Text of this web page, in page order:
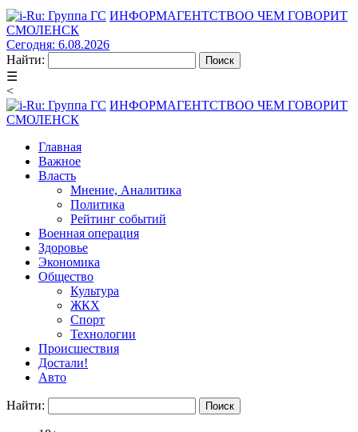
ИНФОРМАГЕНТСТВОО ЧЕМ ГОВОРИТ
СМОЛЕНСК
Сегодня: 6.08.2026
Найти:
☰
<
ИНФОРМАГЕНТСТВОО ЧЕМ ГОВОРИТ
СМОЛЕНСК
Главная
Важное
Власть
Мнение, Аналитика
Политика
Рейтинг событий
Военная операция
Здоровье
Экономика
Общество
Культура
ЖКХ
Спорт
Технологии
Происшествия
Достали!
Авто
Найти: